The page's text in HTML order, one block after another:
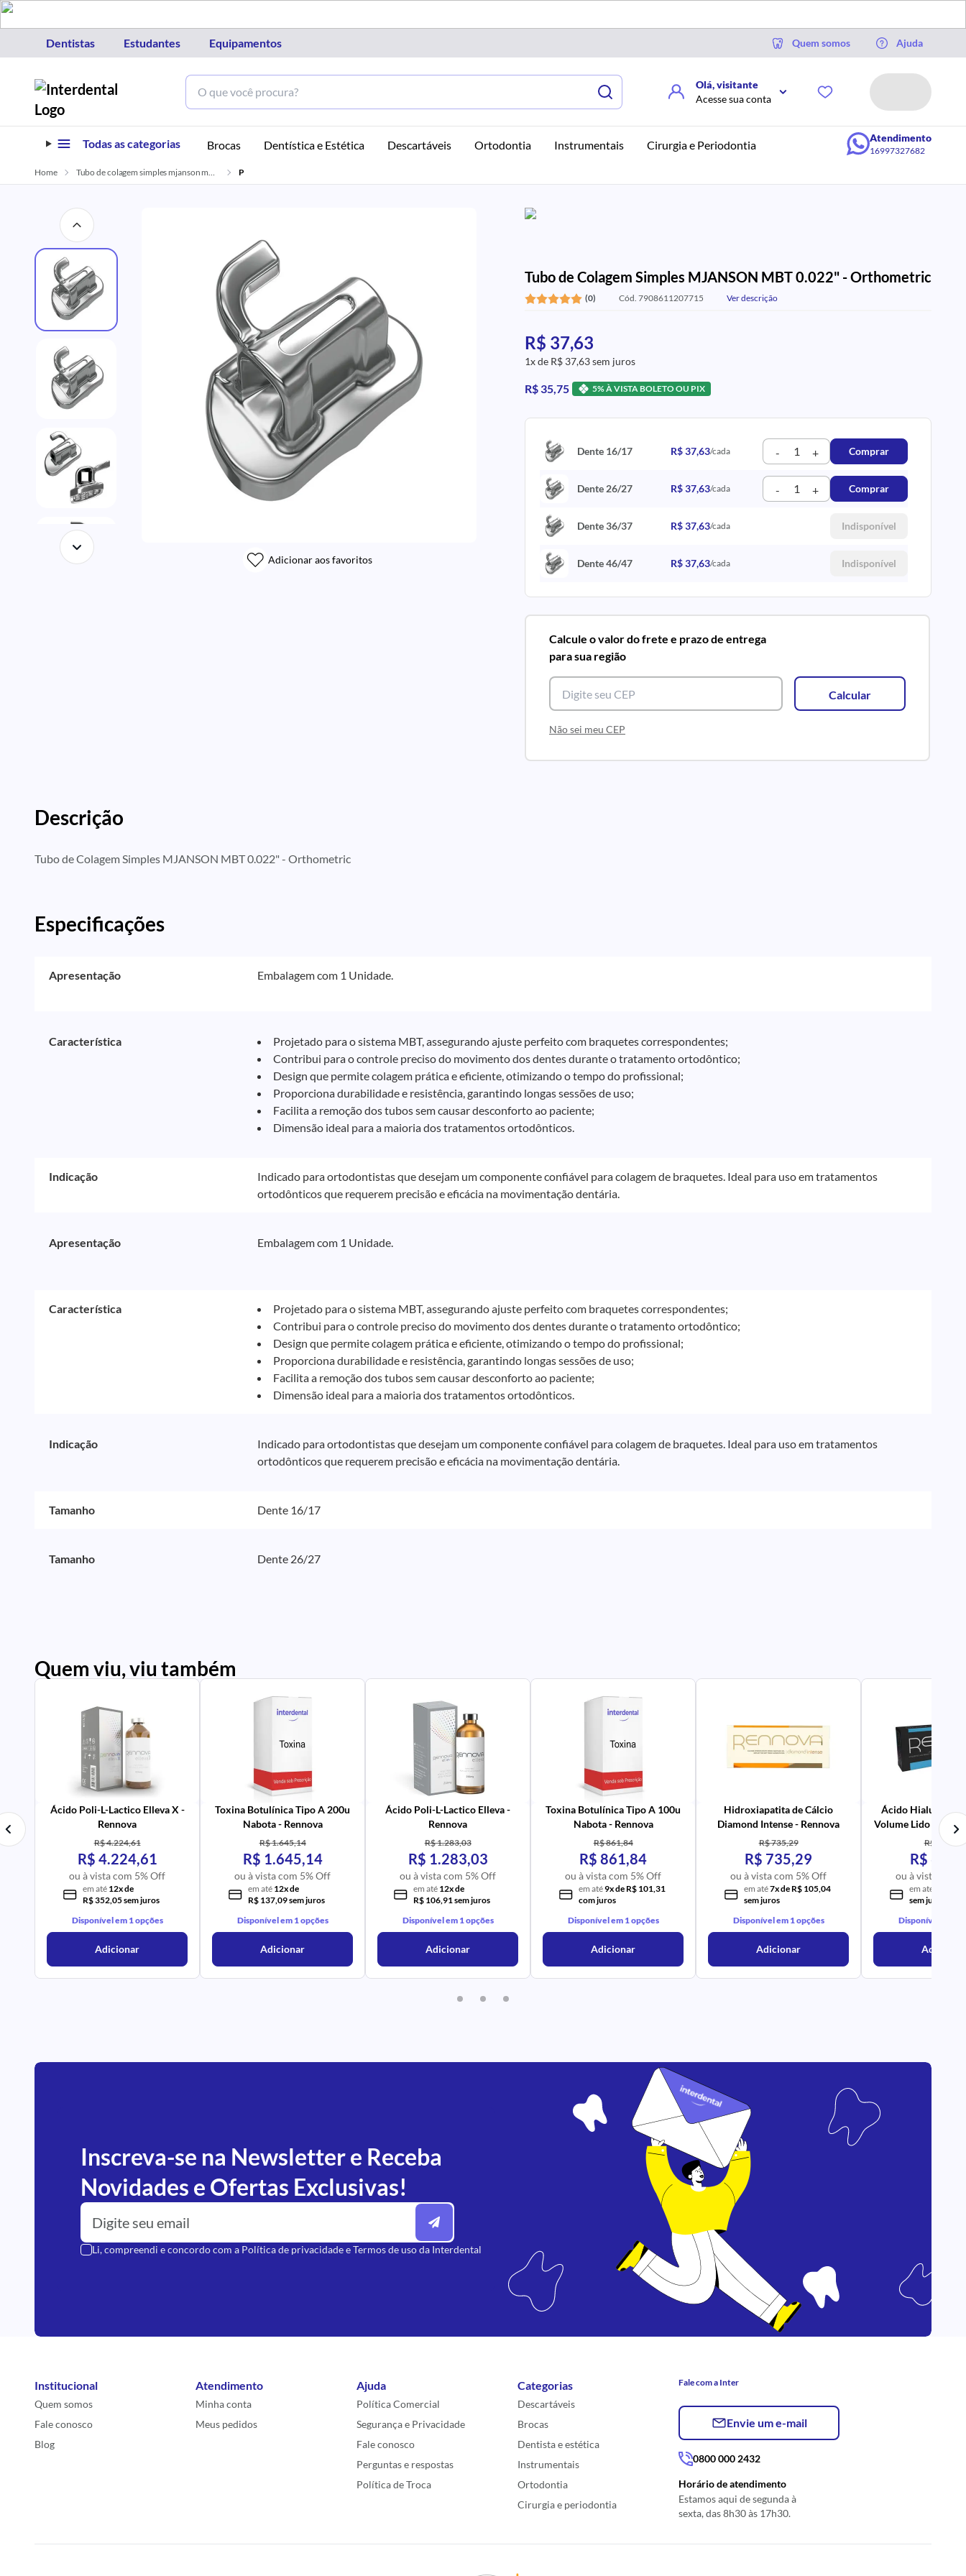
Dentistas Estudantes Equipamentos Quem somos Ajuda
Olá, visitante
Acesse sua conta
Todas as categorias Brocas Dentística e Estética Descartáveis Ortodontia Instrumentais Cirurgia e Periodontia
Atendimento
16997327682
Home
Tubo de colagem simples mjanson mbt 0 022 orthometric P
Adicionar aos favoritos
Tubo de Colagem Simples MJANSON MBT 0.022" - Orthometric
(0) Cód. 7908611207715 Ver descrição
R$ 37,63
1x de R$ 37,63 sem juros
R$ 35,75 5% À VISTA BOLETO OU PIX
Dente 16/17 R$ 37,63/cada - + Comprar
Dente 26/27 R$ 37,63/cada - + Comprar
Dente 36/37 R$ 37,63/cada Indisponível
Dente 46/47 R$ 37,63/cada Indisponível
Calcule o valor do frete e prazo de entrega
para sua região
Calcular
Não sei meu CEP
Descrição
Tubo de Colagem Simples MJANSON MBT 0.022" - Orthometric
Especificações
Apresentação Embalagem com 1 Unidade.
Característica
Projetado para o sistema MBT, assegurando ajuste perfeito com braquetes correspondentes;
Contribui para o controle preciso do movimento dos dentes durante o tratamento ortodôntico;
Design que permite colagem prática e eficiente, otimizando o tempo do profissional;
Proporciona durabilidade e resistência, garantindo longas sessões de uso;
Facilita a remoção dos tubos sem causar desconforto ao paciente;
Dimensão ideal para a maioria dos tratamentos ortodônticos.
Indicação
Indicado para ortodontistas que desejam um componente confiável para colagem de braquetes. Ideal para uso em tratamentos
ortodônticos que requerem precisão e eficácia na movimentação dentária.
Apresentação Embalagem com 1 Unidade.
Característica
Projetado para o sistema MBT, assegurando ajuste perfeito com braquetes correspondentes;
Contribui para o controle preciso do movimento dos dentes durante o tratamento ortodôntico;
Design que permite colagem prática e eficiente, otimizando o tempo do profissional;
Proporciona durabilidade e resistência, garantindo longas sessões de uso;
Facilita a remoção dos tubos sem causar desconforto ao paciente;
Dimensão ideal para a maioria dos tratamentos ortodônticos.
Indicação
Indicado para ortodontistas que desejam um componente confiável para colagem de braquetes. Ideal para uso em tratamentos
ortodônticos que requerem precisão e eficácia na movimentação dentária.
Tamanho Dente 16/17
Tamanho Dente 26/27
Quem viu, viu também
IM UR NA PR
Ácido Poli-L-Lactico Elleva X -
Rennova
R$ 4.224,61
R$ 4.224,61
ou à vista com 5% Off
em até 12x de
R$ 352,05 sem juros
Disponível em 1 opções
Adicionar
Toxina Botulínica Tipo A 200u
Nabota - Rennova
R$ 1.645,14
R$ 1.645,14
ou à vista com 5% Off
em até 12x de
R$ 137,09 sem juros
Disponível em 1 opções
Adicionar
NA PR
Ácido Poli-L-Lactico Elleva -
Rennova
R$ 1.283,03
R$ 1.283,03
ou à vista com 5% Off
em até 12x de
R$ 106,91 sem juros
Disponível em 1 opções
Adicionar
IM UR NA
Toxina Botulínica Tipo A 100u
Nabota - Rennova
R$ 861,84
R$ 861,84
ou à vista com 5% Off
em até9x de R$ 101,31
com juros
Disponível em 1 opções
Adicionar
Hidroxiapatita de Cálcio
Diamond Intense - Rennova
R$ 735,29
R$ 735,29
ou à vista com 5% Off
em até7x de R$ 105,04
sem juros
Disponível em 1 opções
Adicionar
Ácido
Volume Lido com 1
- Rennova
R$ 622,40
R$
ou à vista com
em até
sem juros
Disponível em 1
Adicionar
Inscreva-se na Newsletter e Receba
Novidades e Ofertas Exclusivas!
Li, compreendi e concordo com a Política de privacidadeeTermos de usoda Interdental
Institucional
Quem somos
Fale conosco
Blog
Atendimento
Minha conta
Meus pedidos
Ajuda
Política Comercial
Segurança e Privacidade
Fale conosco
Perguntas e respostas
Política de Troca
Categorias
Descartáveis
Brocas
Dentista e estética
Instrumentais
Ortodontia
Cirurgia e periodontia
Fale com a Inter
Envie um e-mail
0800 000 2432
Horário de atendimento
Estamos aqui de segunda à
sexta, das 8h30 às 17h30.